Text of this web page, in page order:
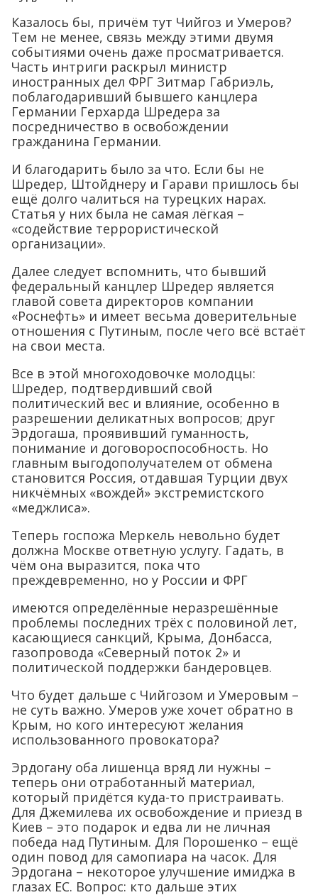
Казалось бы, причём тут Чийгоз и Умеров?
Тем не менее, связь между этими двумя
событиями очень даже просматривается.
Часть интриги раскрыл министр
иностранных дел ФРГ Зитмар Габриэль,
поблагодаривший бывшего канцлера
Германии Герхарда Шредера за
посредничество в освобождении
гражданина Германии.
И благодарить было за что. Если бы не
Шредер, Штойднеру и Гарави пришлось бы
ещё долго чалиться на турецких нарах.
Статья у них была не самая лёгкая –
«содействие террористической
организации».
Далее следует вспомнить, что бывший
федеральный канцлер Шредер является
главой совета директоров компании
«Роснефть» и имеет весьма доверительные
отношения с Путиным, после чего всё встаёт
на свои места.
Все в этой многоходовочке молодцы:
Шредер, подтвердивший свой
политический вес и влияние, особенно в
разрешении деликатных вопросов; друг
Эрдогаша, проявивший гуманность,
понимание и договороспособность. Но
главным выгодополучателем от обмена
становится Россия, отдавшая Турции двух
никчёмных «вождей» экстремистского
«меджлиса».
Теперь госпожа Меркель невольно будет
должна Москве ответную услугу. Гадать, в
чём она выразится, пока что
преждевременно, но у России и ФРГ
имеются определённые неразрешённые
проблемы последних трёх с половиной лет,
касающиеся санкций, Крыма, Донбасса,
газопровода «Северный поток 2» и
политической поддержки бандеровцев.
Что будет дальше с Чийгозом и Умеровым –
не суть важно. Умеров уже хочет обратно в
Крым, но кого интересуют желания
использованного провокатора?
Эрдогану оба лишенца вряд ли нужны –
теперь они отработанный материал,
который придётся куда-то пристраивать.
Для Джемилева их освобождение и приезд в
Киев – это подарок и едва ли не личная
победа над Путиным. Для Порошенко – ещё
один повод для самопиара на часок. Для
Эрдогана – некоторое улучшение имиджа в
глазах ЕС. Вопрос: кто дальше этих